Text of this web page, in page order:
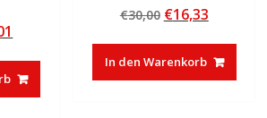
ist:
€50,01.
4.50
von 5
€30,00 Ursprünglicher
war:
€30,00
€16,33
ist:
€16,33.
In den Warenkorb